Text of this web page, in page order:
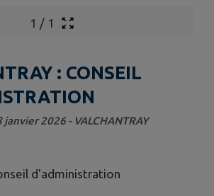
1 / 1
: CONSEIL
2026 - VALCHANTRAY
d'administration